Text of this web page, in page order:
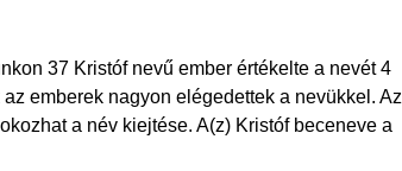
37 Kristóf nevű ember értékelte a nevét 4
emberek nagyon elégedettek a nevükkel. Az
a név kiejtése. A(z) Kristóf beceneve a